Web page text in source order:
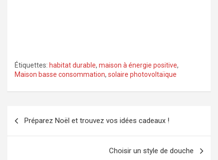
Étiquettes: habitat durable, maison à énergie positive,
Maison basse consommation, solaire photovoltaïque
Préparez Noël et trouvez vos idées cadeaux !
Choisir un style de douche